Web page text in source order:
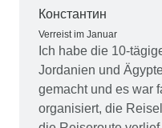
Bedürfnisse gekümmert. Unser Dank
jeden von ihnen:
Stadt Herrn Sun in
Prabang Bei früheren Reisen, die wir
unternommen
der uns während der
Jemand, der sich um
Константин
Verreist im Januar
Ich habe die 10-
Jordanien und
gemacht und es war
organisiert, die